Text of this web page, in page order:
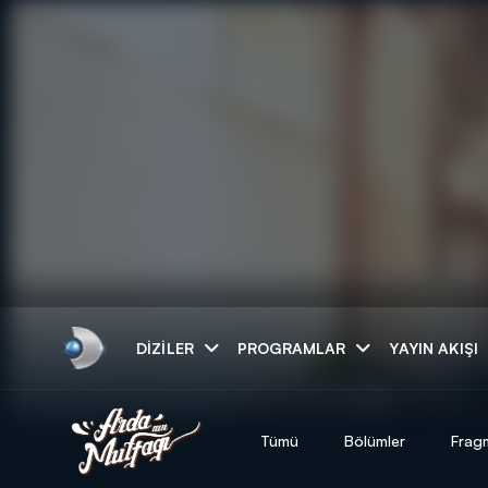
DIZILER PROGRAMLAR YAYIN AKIŞI
Tümü Bölümler